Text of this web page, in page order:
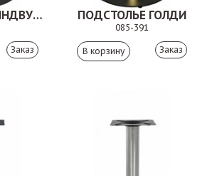
ПОДСТОЛЬЕ ВИНДВУДД
Заказ
ПОДСТОЛЬЕ ГОЛДИ
085-391
Заказ